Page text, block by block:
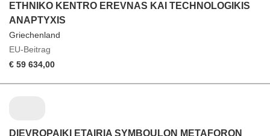
ETHNIKO KENTRO EREVNAS KAI TECHNOLOGIKIS
ANAPTYXIS
Griechenland
EU-Beitrag
€ 59 634,00
DIEVROPAIKI ETAIRIA SYMBOULON METAFORON